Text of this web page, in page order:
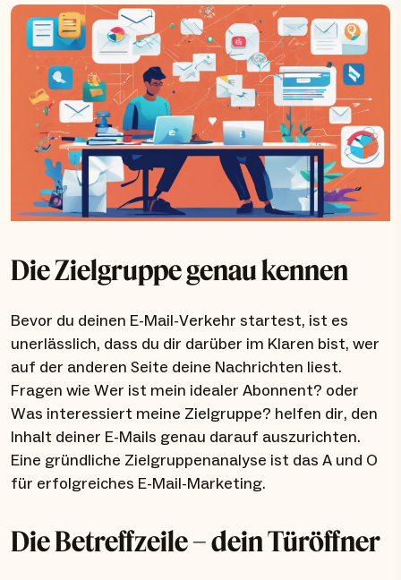
Die Zielgruppe genau kennen
Bevor du deinen E-Mail-Verkehr startest, ist es
unerlässlich, dass du dir darüber im Klaren bist, wer
auf der anderen Seite deine Nachrichten liest.
Fragen wie Wer ist mein idealer Abonnent? oder
Was interessiert meine Zielgruppe? helfen dir, den
Inhalt deiner E-Mails genau darauf auszurichten.
Eine gründliche Zielgruppenanalyse ist das A und O
für erfolgreiches E-Mail-Marketing.
Die Betreffzeile – dein Türöffner